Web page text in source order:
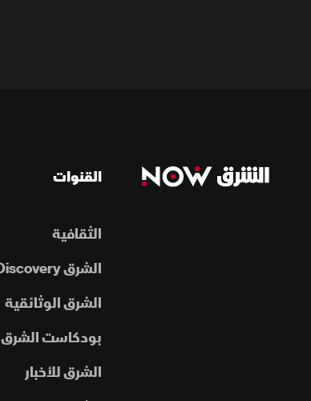
القنوات
الثقافية
الشرق Discovery
الشرق الوثائقية
بودكاست الشرق
الشرق للأخبار